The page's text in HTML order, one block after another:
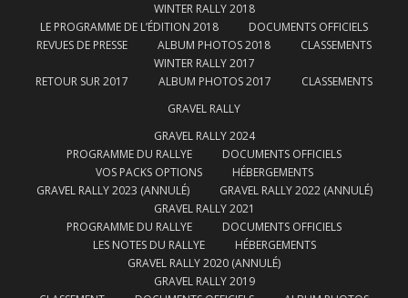
WINTER RALLY 2018
LE PROGRAMME DE L’ÉDITION 2018
DOCUMENTS OFFICIELS
REVUES DE PRESSE
ALBUM PHOTOS 2018
CLASSEMENTS
WINTER RALLY 2017
RETOUR SUR 2017
ALBUM PHOTOS 2017
CLASSEMENTS
GRAVEL RALLY
GRAVEL RALLY 2024
PROGRAMME DU RALLYE
DOCUMENTS OFFICIELS
VOS PACKS OPTIONS
HÉBERGEMENTS
GRAVEL RALLY 2023 (ANNULÉ)
GRAVEL RALLY 2022 (ANNULÉ)
GRAVEL RALLY 2021
PROGRAMME DU RALLYE
DOCUMENTS OFFICIELS
LES NOTES DU RALLYE
HÉBERGEMENTS
GRAVEL RALLY 2020 (ANNULÉ)
GRAVEL RALLY 2019